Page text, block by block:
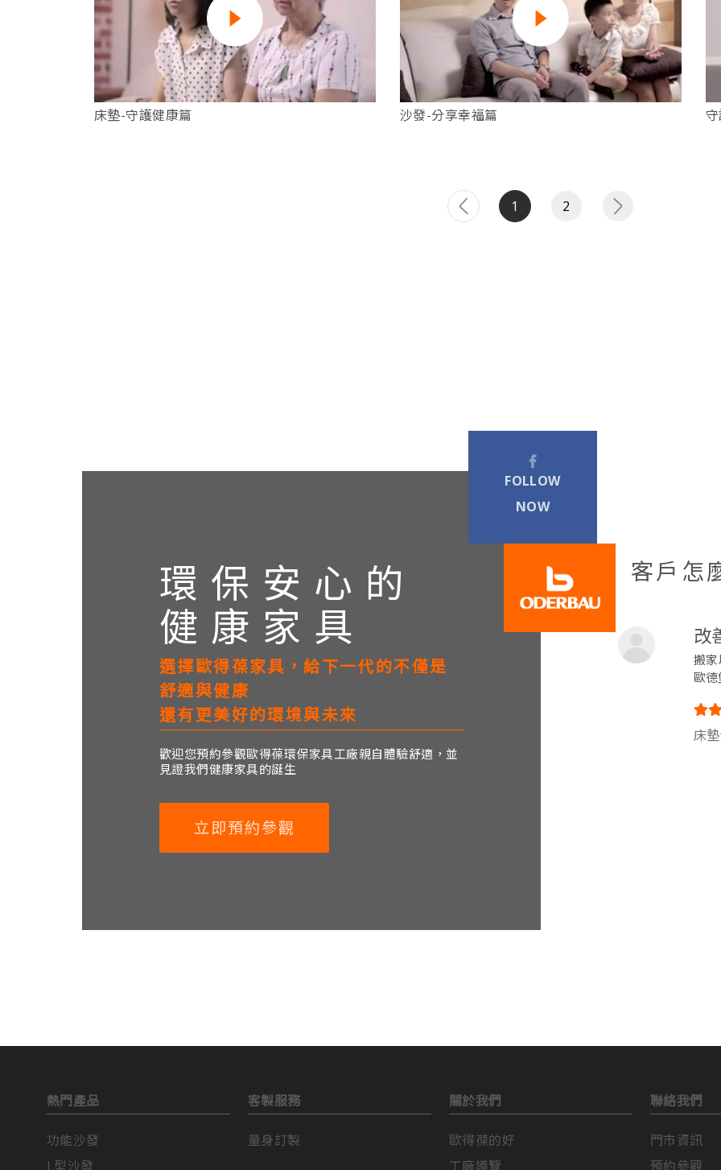
床墊-守護健康篇 沙發-分享幸福篇
1 2
環保安心的
健康家具
選擇歐得葆家具，給下一代的不僅是
舒適與健康
還有更美好的環境與未來
歡迎您預約參觀歐得葆環保家具工廠親自體驗舒適，並
見證我們健康家具的誕生
立即預約參觀
FOLLOW
NOW
客戶怎
改
搬
歐
床
熱門產品
功能沙發
L型沙發
客製服務
量身訂製
關於我們
歐得葆的好
工廠導覽
聯絡我們
門市資訊
預約參觀